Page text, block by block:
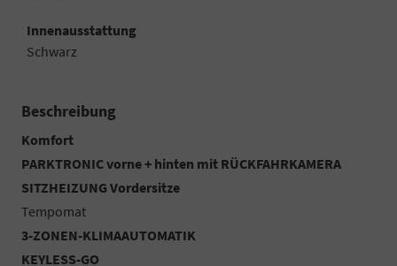
Innenausstattung
Schwarz
Beschreibung
Komfort
PARKTRONIC vorne + hinten mit RÜCKFAHRKAMERA
SITZHEIZUNG Vordersitze
Tempomat
3-ZONEN-KLIMAAUTOMATIK
KEYLESS-GO